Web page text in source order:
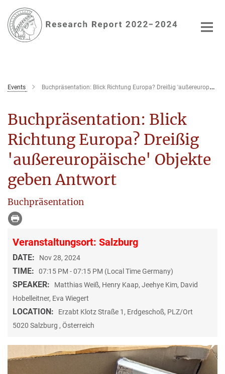
Main-
Content
Events Buchpräsentation: Blick Richtung Europa? Dreißig 'außereuropäische' Objekte geben Antwort
Buchpräsentation: Blick
Richtung Europa? Dreißig
'außereuropäische' Objekte
geben Antwort
Buchpräsentation
Veranstaltungsort: Salzburg
DATE: Nov 28, 2024
TIME: 07:15 PM - 07:15 PM (Local Time Germany)
SPEAKER:
Matthias Weiß, Henry Kaap, Jeehye Kim, David
Hobelleitner, Eva Wiegert
LOCATION:
Erzabt Klotz Straße 1, Erdgeschoß, PLZ/Ort
5020 Salzburg , Österreich